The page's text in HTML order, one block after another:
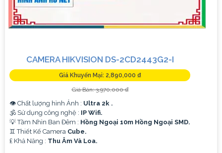
CAMERA HIKVISION DS-2CD2443G2-I
Giá Khuyến Mại: 2,890,000 ₫
Giá Bán: 3,970,000 ₫
👁 Chất lượng hình Ảnh : Ultra 2k .
🕉️ Sử dụng công nghệ : IP Wifi.
💡 Tầm Nhìn Ban Đêm : Hồng Ngoại 10m Hồng Ngoại SMD.
♊ Thiết Kế Camera Cube.
️₤ Khả Năng : Thu Âm Và Loa.